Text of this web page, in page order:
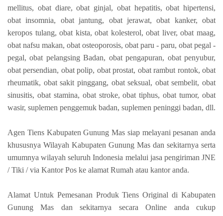
mellitus, obat diare, obat ginjal, obat hepatitis, obat hipertensi,
obat insomnia, obat jantung, obat jerawat, obat kanker, obat
keropos tulang, obat kista, obat kolesterol, obat liver, obat maag,
obat nafsu makan, obat osteoporosis, obat paru - paru, obat pegal -
pegal, obat pelangsing Badan, obat pengapuran, obat penyubur,
obat persendian, obat polip, obat prostat, obat rambut rontok, obat
rheumatik, obat sakit pinggang, obat seksual, obat sembelit, obat
sinusitis, obat stamina, obat stroke, obat tiphus, obat tumor, obat
wasir, suplemen penggemuk badan, suplemen peninggi badan, dll.
Agen Tiens Kabupaten Gunung Mas siap melayani pesanan anda
khususnya Wilayah Kabupaten Gunung Mas dan sekitarnya serta
umumnya wilayah seluruh Indonesia melalui jasa pengiriman JNE
/ Tiki / via Kantor Pos ke alamat Rumah atau kantor anda.
Alamat Untuk Pemesanan Produk Tiens Original di Kabupaten
Gunung Mas dan sekitarnya secara Online anda cukup